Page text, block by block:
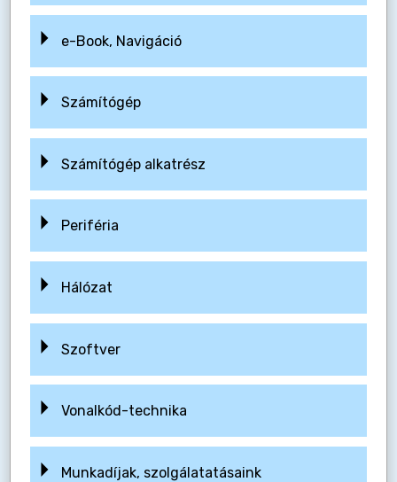
e-Book, Navigáció
Számítógép
Számítógép alkatrész
Periféria
Hálózat
Szoftver
Vonalkód-technika
Munkadíjak, szolgálatatásaink